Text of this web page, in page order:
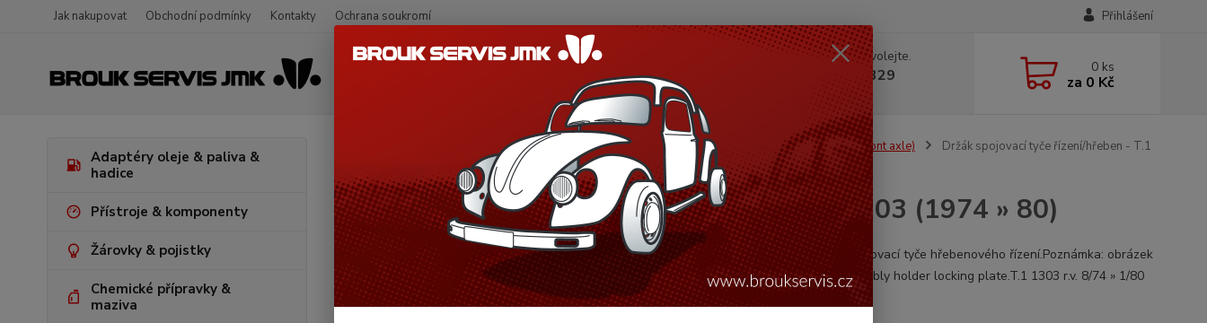
Jak nakupovat Obchodní podmínky Kontakty Ochrana soukromí Přihlášení
Hledat
Nevíte si rady? Zavolejte.
+420 602 330 329
(Po-Pá, 9-18 hod.)
0 ks
za 0 Kč
Adaptéry oleje & paliva &
hadice
Přístroje & komponenty
Žárovky & pojistky
Chemické přípravky &
maziva
VW Brouk Typ 1 (1938 » 03) Šasi (Chassis) Řízení & přední náprava (Steering & front axle)
Držák spojovací tyče řízení/hřeben - T.1
Držák spojovací tyče řízení/hřeben - T.1 1303 (1974 » 80)
Pojistný držák spojovací tyče hřebenového řízení.Poznámka: obrázek
č. 16Tie rod assembly holder locking plate.T.1 1303 r.v. 8/74 » 1/80